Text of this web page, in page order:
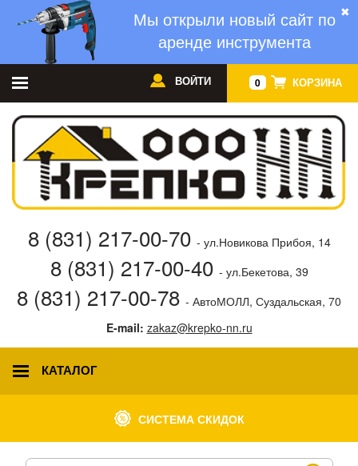
✖
Мы открыли новый сайт по
аренде инструмента
0 КОРЗИНА
ВОЙТИ
8 (831) 217-00-70 - ул.Новикова Прибоя, 14
8 (831) 217-00-40 - ул.Бекетова, 39
8 (831) 217-00-78 - АвтоМОЛЛ, Суздальская, 70
E-mail: zakaz@krepko-nn.ru
КАТАЛОГ
СИСТЕМА СКИДОК